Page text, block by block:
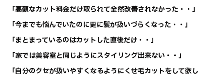
「高額なカット料金だけ取られて全然改善されなかった・・」
「今までも悩んでいたのに更に髪が扱いづらくなった・・」
「まとまっているのはカットした直後だけ・・」
「家では美容室と同じようにスタイリング出来ない・・」
「自分のクセが扱いやすくなるようにくせ毛カットをして欲し